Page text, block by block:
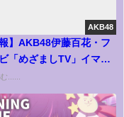
AKB48
報】AKB48伊藤百花・フ
「めざましTV」イマド
就任キタ━━(((ﾟ
【いともも】
......